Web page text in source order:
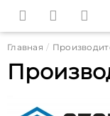
Главная